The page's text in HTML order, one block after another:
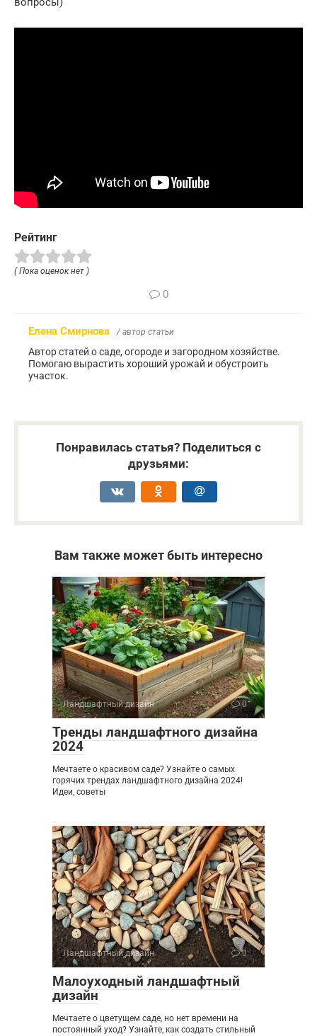
Рейтинг
( Пока оценок нет )
0
Елена Смирнова / автор статьи
Автор статей о саде, огороде и загородном хозяйстве.
Помогаю вырастить хороший урожай и обустроить
участок.
Понравилась статья? Поделиться с
друзьями:
Вам также может быть интересно
Ландшафтный дизайн 0
Тренды ландшафтного дизайна
2024
Мечтаете о красивом саде? Узнайте о самых
горячих трендах ландшафтного дизайна 2024!
Идеи, советы
Ландшафтный дизайн 0
Малоуходный ландшафтный
дизайн
Мечтаете о цветущем саде, но нет времени на
постоянный уход? Узнайте, как создать стильный